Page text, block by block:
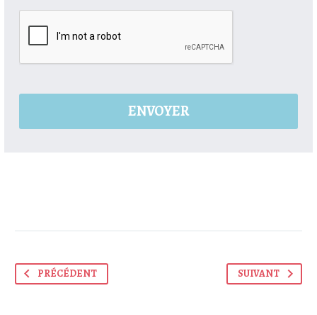
PRÉCÉDENT SUIVANT